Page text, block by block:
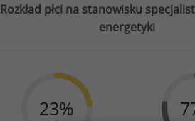
Rozkład płci na stanowisku
energetyki
23%